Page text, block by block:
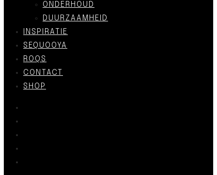
ONDERHOUD
DUURZAAMHEID
INSPIRATIE
SEQUOOYA
ROQS
CONTACT
SHOP